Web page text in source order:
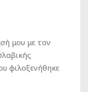
μου με τον
φιλοξενήθηκε